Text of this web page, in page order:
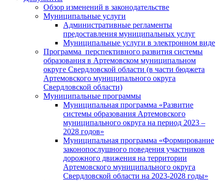
Обзор изменений в законодательстве
Муниципальные услуги
Административные регламенты
предоставления муниципальных услуг
Муниципальные услуги в электронном виде
Программа перспективного развития системы
образования в Артемовском муниципальном
округе Свердловской области (в части бюджета
Артемовского муниципального округа
Свердловской области)
Муниципальные программы
Муниципальная программа «Развитие
системы образования Артемовского
муниципального округа на период 2023 –
2028 годов»
Муниципальная программа «Формирование
законопослушного поведения участников
дорожного движения на территории
Артемовского муниципального округа
Свердловской области на 2023-2028 годы»